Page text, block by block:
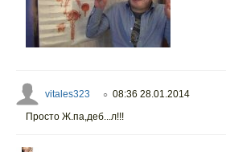
vitales323 ○ 08:36 28.01.2014
Просто Ж.па,деб...л!!!